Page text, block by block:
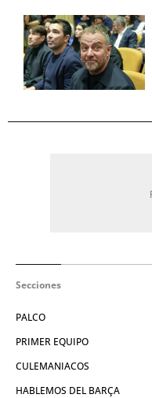
Secciones
PALCO
PRIMER EQUIPO
CULEMANIACOS
HABLEMOS DEL BARÇA